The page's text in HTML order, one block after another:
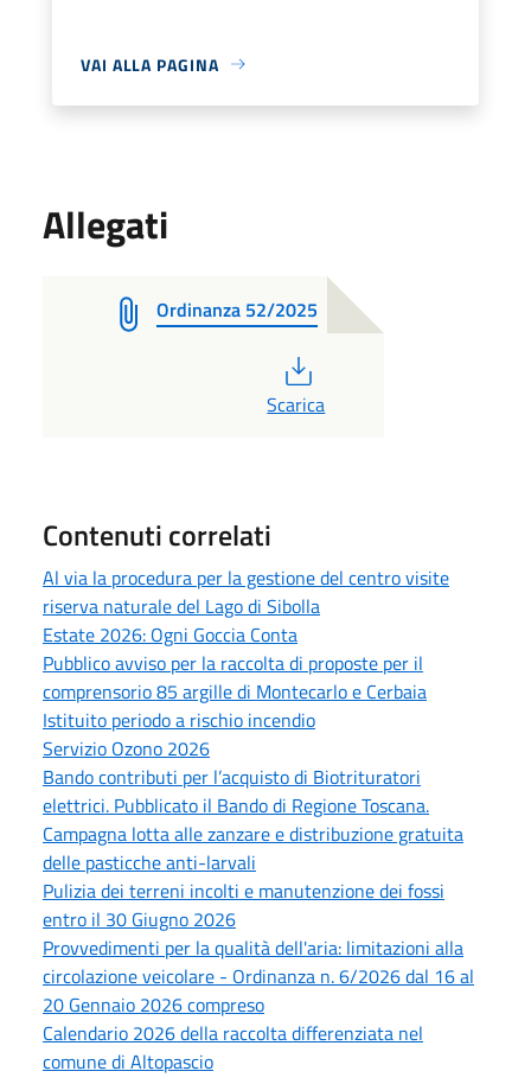
VAI ALLA PAGINA
Allegati
Ordinanza 52/2025
Scarica
Contenuti correlati
Al via la procedura per la gestione del centro visite
riserva naturale del Lago di Sibolla
Estate 2026: Ogni Goccia Conta
Pubblico avviso per la raccolta di proposte per il
comprensorio 85 argille di Montecarlo e Cerbaia
Istituito periodo a rischio incendio
Servizio Ozono 2026
Bando contributi per l’acquisto di Biotrituratori
elettrici. Pubblicato il Bando di Regione Toscana.
Campagna lotta alle zanzare e distribuzione gratuita
delle pasticche anti-larvali
Pulizia dei terreni incolti e manutenzione dei fossi
entro il 30 Giugno 2026
Provvedimenti per la qualità dell'aria: limitazioni alla
circolazione veicolare - Ordinanza n. 6/2026 dal 16 al
20 Gennaio 2026 compreso
Calendario 2026 della raccolta differenziata nel
comune di Altopascio